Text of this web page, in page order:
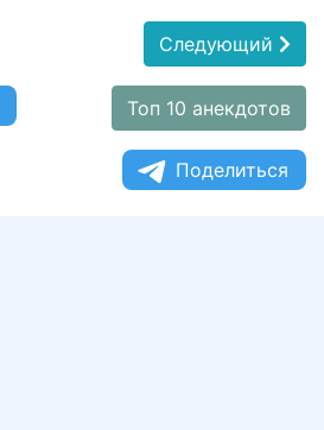
Следующий
Топ 10 анекдотов
Поделиться